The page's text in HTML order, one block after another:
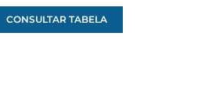
CONSULTAR TABELA